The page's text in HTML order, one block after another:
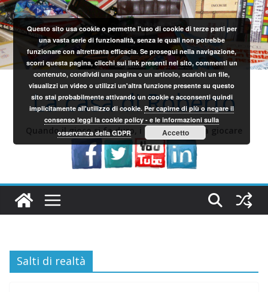
Salta
al
contenuto
La casa di Roberto
Quando il gioco si fa duro, i sardi iniziano a giocare
Salti di realtà
Questo sito usa cookie o permette l'uso di cookie di terze parti per
una vasta serie di funzionalità, senza le quali non potrebbe
funzionare con altrettanta efficacia. Se prosegui nella navigazione,
scorri questa pagina, clicchi sui link presenti nel sito, commenti un
contenuto, condividi una pagina o un articolo, scarichi un file,
visualizzi un video o utilizzi un'altra funzione presente su questo
sito stai probabilmente attivando un cookie e acconsenti quindi
implicitamente all'utilizzo di cookie.Per capirne di più o negare il
consenso leggi la cookie policy - e le informazioni sulla
osservanza della GDPR
Accetto